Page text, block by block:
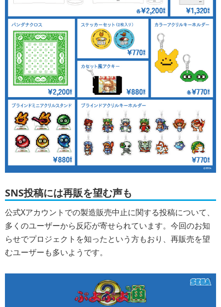
SNS投稿には再販を望む声も
公式Xアカウントでの製造販売中止に関する投稿について、
多くのユーザーから反応が寄せられています。今回のお知
らせでプロジェクトを知ったという方もおり、再販売を望
むユーザーも多いようです。